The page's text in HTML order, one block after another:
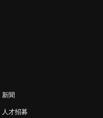
新聞
人才招募